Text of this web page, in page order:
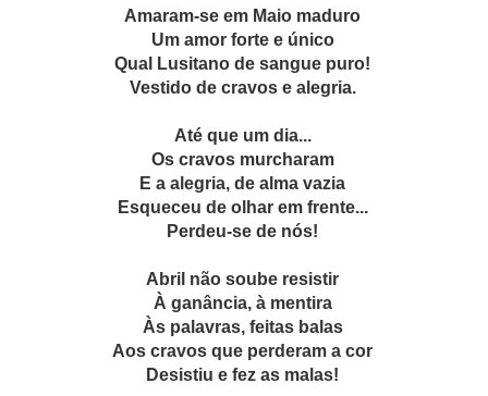
Amaram-se em Maio maduro
Um amor forte e único
Qual Lusitano de sangue puro!
Vestido de cravos e alegria.
Até que um dia...
Os cravos murcharam
E a alegria, de alma vazia
Esqueceu de olhar em frente...
Perdeu-se de nós!
Abril não soube resistir
À ganância, à mentira
Às palavras, feitas balas
Aos cravos que perderam a cor
Desistiu e fez as malas!